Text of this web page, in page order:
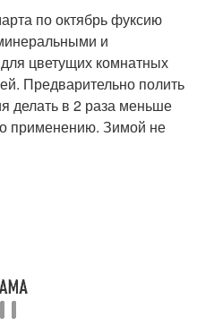
по октябрь фуксию
и
цветущих комнатных
Предварительно полить
делать в 2 раза меньше
применению. Зимой не